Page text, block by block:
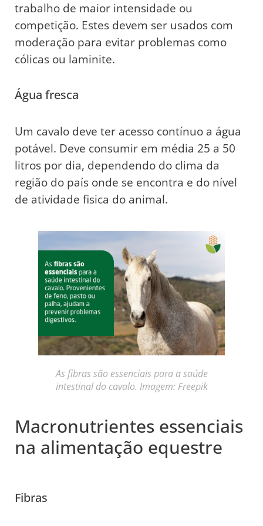
trabalho de maior intensidade ou
competição. Estes devem ser usados com
moderação para evitar problemas como
cólicas ou laminite.
Água fresca
Um cavalo deve ter acesso contínuo a água
potável. Deve consumir em média 25 a 50
litros por dia, dependendo do clima da
região do país onde se encontra e do nível
de atividade fisica do animal.
As fibras são essenciais para a saúde
intestinal do cavalo. Imagem: Freepik
Macronutrientes essenciais
na alimentação equestre
Fibras